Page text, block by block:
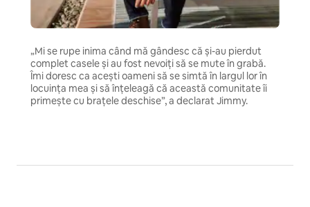
„Mi se rupe inima când mă gândesc că și-au pierdut
complet casele și au fost nevoiți să se mute în grabă.
Îmi doresc ca acești oameni să se simtă în largul lor în
locuința mea și să înțeleagă că această comunitate îi
primește cu brațele deschise”, a declarat Jimmy.